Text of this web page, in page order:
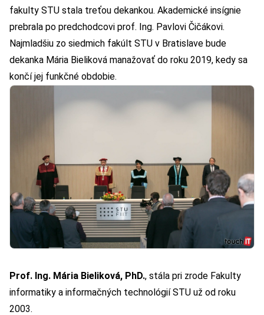
fakulty STU stala treťou dekankou. Akademické insígnie
prebrala po predchodcovi prof. Ing. Pavlovi Čičákovi.
Najmladšiu zo siedmich fakúlt STU v Bratislave bude
dekanka Mária Bieliková manažovať do roku 2019, kedy sa
končí jej funkčné obdobie.
Prof. Ing. Mária Bieliková, PhD., stála pri zrode Fakulty
informatiky a informačných technológiíSTU už od roku
2003.